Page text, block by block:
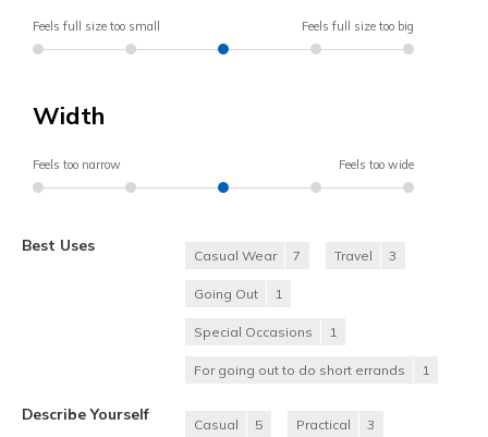
Feels full size too small Feels full size too big
Width
Feels too narrow Feels too wide
Best Uses
Casual Wear 7 Travel 3
Going Out 1
Special Occasions 1
For going out to do short errands 1
Describe Yourself
Casual 5 Practical 3